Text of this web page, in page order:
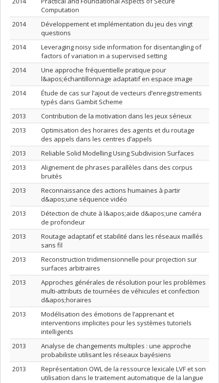
Computation
2014
Développement et implémentation du jeu des vingt
questions
2014
Leveraging noisy side information for disentangling of
factors of variation in a supervised setting
2014
Une approche fréquentielle pratique pour
l&apos;échantillonnage adaptatif en espace image
2014
Étude de cas sur l’ajout de vecteurs d’enregistrements
typés dans Gambit Scheme
2013
Contribution de la motivation dans les jeux sérieux
2013
Optimisation des horaires des agents et du routage
des appels dans les centres d’appels
2013
Reliable Solid Modelling Using Subdivision Surfaces
2013
Alignement de phrases parallèles dans des corpus
bruités
2013
Reconnaissance des actions humaines à partir
d&apos;une séquence vidéo
2013
Détection de chute à l&apos;aide d&apos;une caméra
de profondeur
2013
Routage adaptatif et stabilité dans les réseaux maillés
sans fil
2013
Reconstruction tridimensionnelle pour projection sur
surfaces arbitraires
2013
Approches générales de résolution pour les problèmes
multi-attributs de tournées de véhicules et confection
d&apos;horaires
2013
Modélisation des émotions de l’apprenant et
interventions implicites pour les systèmes tutoriels
intelligents
2013
Analyse de changements multiples : une approche
probabiliste utilisant les réseaux bayésiens
2013
Représentation OWL de la ressource lexicale LVF et son
utilisation dans le traitement automatique de la langue